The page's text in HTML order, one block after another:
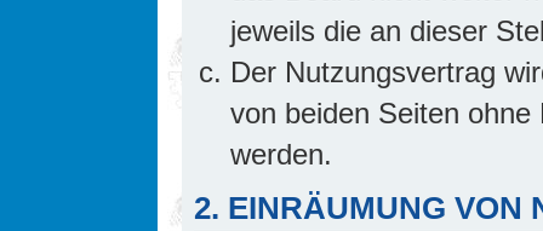
jeweils die an dieser
Der Nutzungsvertrag
von beiden Seiten
werden.
2. EINRÄUMUNG VON